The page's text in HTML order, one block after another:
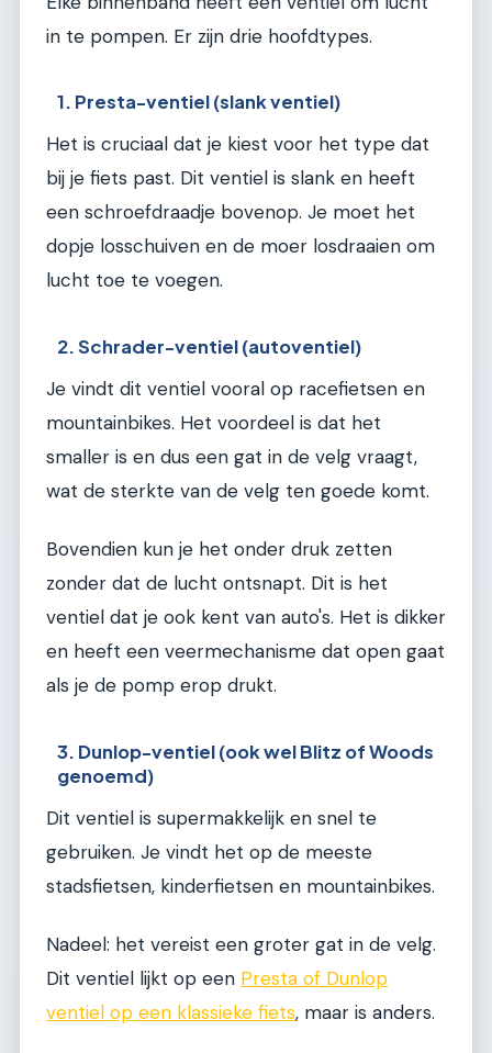
in te pompen. Er zijn drie hoofdtypes.
1. Presta-ventiel (slank ventiel)
Het is cruciaal dat je kiest voor het type dat
bij je fiets past. Dit ventiel is slank en heeft
een schroefdraadje bovenop. Je moet het
dopje losschuiven en de moer losdraaien om
lucht toe te voegen.
2. Schrader-ventiel (autoventiel)
Je vindt dit ventiel vooral op racefietsen en
mountainbikes. Het voordeel is dat het
smaller is en dus een gat in de velg vraagt,
wat de sterkte van de velg ten goede komt.
Bovendien kun je het onder druk zetten
zonder dat de lucht ontsnapt. Dit is het
ventiel dat je ook kent van auto's. Het is dikker
en heeft een veermechanisme dat open gaat
als je de pomp erop drukt.
3. Dunlop-ventiel (ook wel Blitz of Woods
genoemd)
Dit ventiel is supermakkelijk en snel te
gebruiken. Je vindt het op de meeste
stadsfietsen, kinderfietsen en mountainbikes.
Nadeel: het vereist een groter gat in de velg.
Dit ventiel lijkt op een Presta of Dunlop
ventiel op een klassieke fiets, maar is anders.